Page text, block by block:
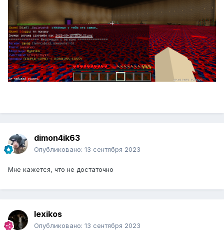
dimon4ik63
Опубликовано: 13 сентября 2023
Мне кажется, что не достаточно
lexikos
Опубликовано: 13 сентября 2023